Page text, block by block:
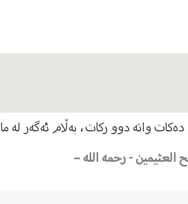
واتە دوو ركات، بەڵام ئەگەر لە
العثیمین - رحمه الله –